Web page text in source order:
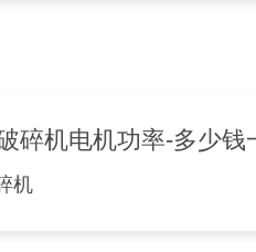
碎机电机功率-多少钱
机